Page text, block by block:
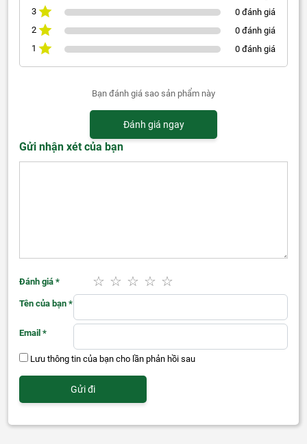
3
0 đánh giá
2
0 đánh giá
1
0 đánh giá
Bạn đánh giá sao sản phẩm này
Đánh giá ngay
Gửi nhận xét của bạn
Đánh giá *
Tên của bạn *
Email *
Lưu thông tin của bạn cho lần phản hồi sau